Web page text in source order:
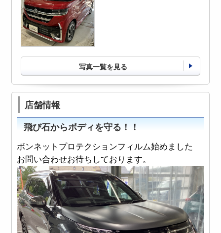
写真一覧を見る
店舗情報
飛び石からボディを守る！！
ボンネットプロテクションフィルム始めました
お問い合わせお待ちしております。